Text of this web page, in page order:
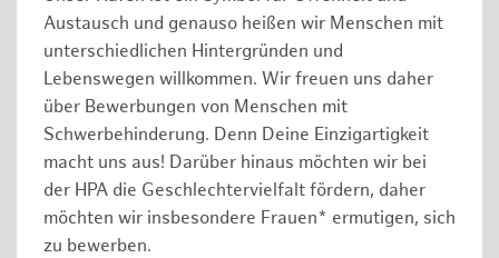
Austausch und genauso heißen wir Menschen mit
unterschiedlichen Hintergründen und
Lebenswegen willkommen. Wir freuen uns daher
über Bewerbungen von Menschen mit
Schwerbehinderung. Denn Deine Einzigartigkeit
macht uns aus! Darüber hinaus möchten wir bei
der HPA die Geschlechtervielfalt fördern, daher
möchten wir insbesondere Frauen* ermutigen, sich
zu bewerben.